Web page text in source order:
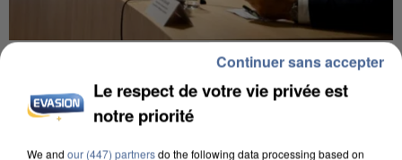
INCENDIES : L’ÎLE-DE-FRANCE LANCE UN ÉLAN
Le respect de votre vie privée est
notre priorité
We and our (447) partnersdo the following data processing based on
Continuer sans accepter